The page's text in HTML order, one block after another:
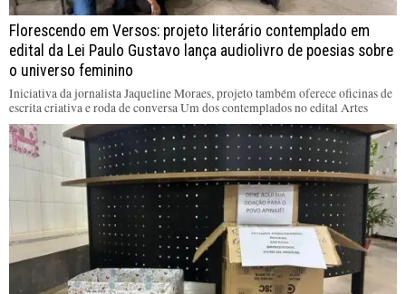
Florescendo em Versos: projeto literário contemplado em
edital da Lei Paulo Gustavo lança audiolivro de poesias sobre
o universo feminino
Iniciativa da jornalista Jaqueline Moraes, projeto também oferece oficinas de
escrita criativa e roda de conversa Um dos contemplados no edital Artes